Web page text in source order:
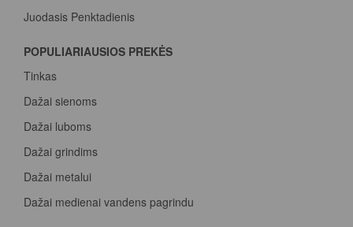
Juodasis Penktadienis
POPULIARIAUSIOS PREKĖS
Tinkas
Dažai sienoms
Dažai luboms
Dažai grindims
Dažai metalui
Dažai medienai vandens pagrindu